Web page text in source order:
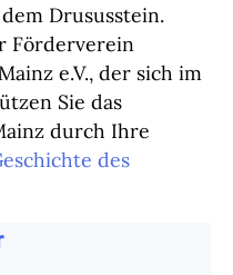
Drususstein.
Förderverein
e.V., der sich im
Sie das
durch Ihre
des